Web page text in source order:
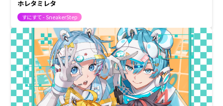
だいきり
おさでい
とぅるりぷ -True&Lip
そあら ものくろ
ホレタミレタ
すにすて - SneakerStep